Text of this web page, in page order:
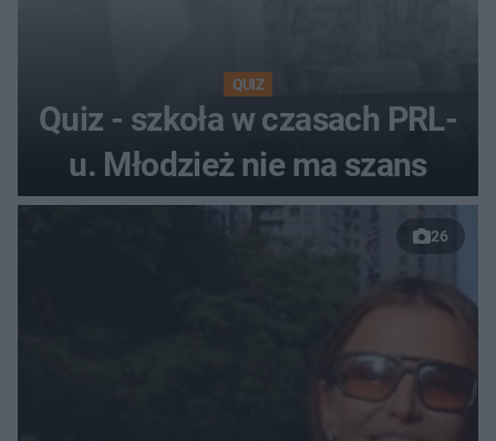
QUIZ
Quiz - szkoła w czasach PRL-
u. Młodzież nie ma szans
26